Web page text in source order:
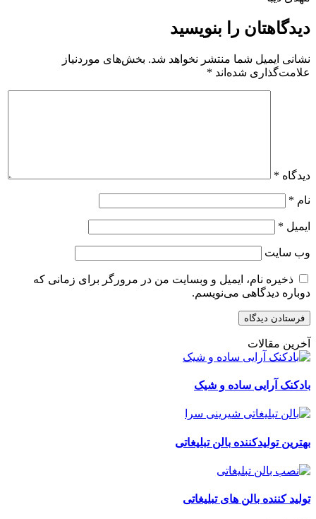
دیدگاهتان را بنویسید
نشانی ایمیل شما منتشر نخواهد شد. بخش‌های موردنیاز
علامت‌گذاری شده‌اند *
دیدگاه *
نام *
ایمیل *
وب‌ سایت
ذخیره نام، ایمیل و وبسایت من در مرورگر برای زمانی که
دوباره دیدگاهی می‌نویسم.
آخرین مقالات
بادکنک آرایی ساده و شیک
بهترین تولیدکننده بالن تبلیغاتی
تولید کننده بالن های تبلیغاتی